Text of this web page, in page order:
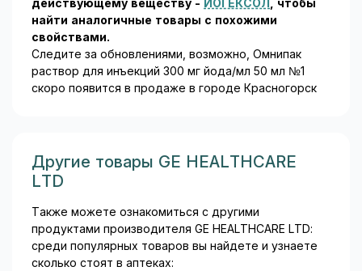
действующему веществу - ЙОГЕКСОЛ , чтобы
найти аналогичные товары c похожими
свойствами.
Следите за обновлениями, возможно, Омнипак
раствор для инъекций 300 мг йода/мл 50 мл №1
скоро появится в продаже в городе Красногорск
Другие товары GE HEALTHCARE
LTD
Также можете ознакомиться с другими
продуктами производителя GE HEALTHCARE LTD:
среди популярных товаров вы найдете и узнаете
сколько стоят в аптеках: